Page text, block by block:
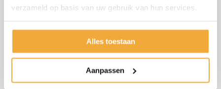
verzameld op basis van uw gebruik van hun services.
Alles toestaan
Aanpassen
Kunnen we je helpen?
06 51 89 84 56
info@skoy.nl